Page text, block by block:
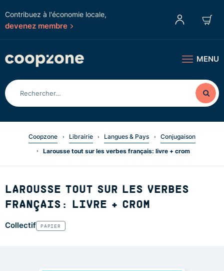
Contribuez à l'économie locale,
devenez membre
MENU
Coopzone Librairie Langues & Pays
Conjugaison
Larousse tout sur les verbes français: livre + crom
LAROUSSE TOUT SUR LES VERBES
FRANÇAIS: LIVRE + CROM
Collectif PAPIER